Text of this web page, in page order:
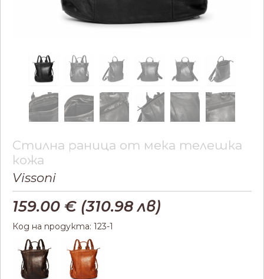
Стилна раница от мека телешка
кожа
Vissoni
159.00 € (310.98 лв)
Код на продукта: 123-1